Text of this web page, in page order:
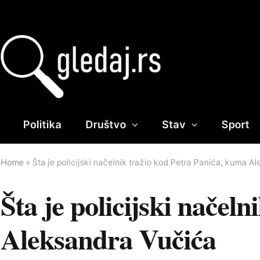
Politika Društvo Stav Sport
Home » Šta je policijski načelnik tražio kod Petra Panića, kuma
Šta je policijski
Aleksandra Vučića